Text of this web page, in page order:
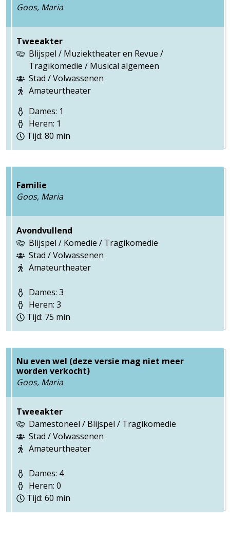
Goos, Maria
Tweeakter
Blijspel / Muziektheater en Revue /
Tragikomedie / Musical algemeen
Stad / Volwassenen
Amateurtheater
Dames: 1
Heren: 1
Tijd: 80 min
Familie
Goos, Maria
Avondvullend
Blijspel / Komedie / Tragikomedie
Stad / Volwassenen
Amateurtheater
Dames: 3
Heren: 3
Tijd: 75 min
Nu even wel (deze versie mag niet meer
worden verkocht)
Goos, Maria
Tweeakter
Damestoneel / Blijspel / Tragikomedie
Stad / Volwassenen
Amateurtheater
Dames: 4
Heren: 0
Tijd: 60 min